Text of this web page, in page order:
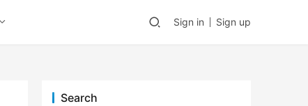
Sign in Sign up
Search